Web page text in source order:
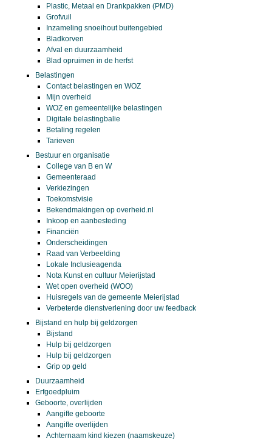
Plastic, Metaal en Drankpakken (PMD)
Grofvuil
Inzameling snoeihout buitengebied
Bladkorven
Afval en duurzaamheid
Blad opruimen in de herfst
Belastingen
Contact belastingen en WOZ
Mijn overheid
WOZ en gemeentelijke belastingen
Digitale belastingbalie
Betaling regelen
Tarieven
Bestuur en organisatie
College van B en W
Gemeenteraad
Verkiezingen
Toekomstvisie
Bekendmakingen op overheid.nl
Inkoop en aanbesteding
Financiën
Onderscheidingen
Raad van Verbeelding
Lokale Inclusieagenda
Nota Kunst en cultuur Meierijstad
Wet open overheid (WOO)
Huisregels van de gemeente Meierijstad
Verbeterde dienstverlening door uw feedback
Bijstand en hulp bij geldzorgen
Bijstand
Hulp bij geldzorgen
Hulp bij geldzorgen
Grip op geld
Duurzaamheid
Erfgoedpluim
Geboorte, overlijden
Aangifte geboorte
Aangifte overlijden
Achternaam kind kiezen (naamskeuze)